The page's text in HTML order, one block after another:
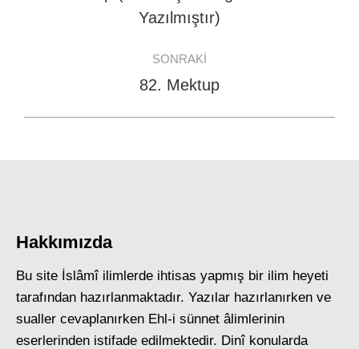
Previous
post:
Yazılmıştır)
SONRAKI
Next
82. Mektup
Hakkımızda
Bu site İslâmî ilimlerde ihtisas yapmış bir ilim heyeti
tarafından hazırlanmaktadır. Yazılar hazırlanırken ve
sualler cevaplanırken Ehl-i sünnet âlimlerinin
eserlerinden istifade edilmektedir. Dinî konularda